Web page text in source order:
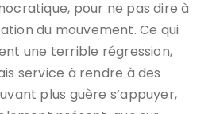
pour ne pas dire à
du mouvement. Ce qui
une terrible régression,
service à rendre à des
plus guère s’appuyer,